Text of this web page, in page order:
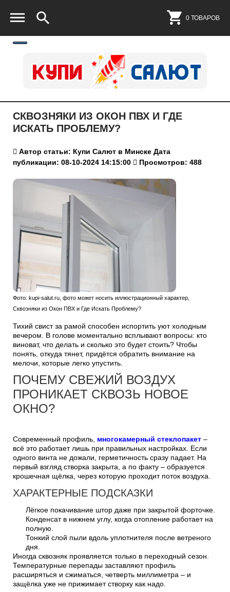
0 ТОВАРОВ
СКВОЗНЯКИ ИЗ ОКОН ПВХ И ГДЕ
ИСКАТЬ ПРОБЛЕМУ?
Автор статьи: Купи Салют в Минске Дата
публикации: 08-10-2024 14:15:00
Просмотров: 488
Фото: kupi-salut.ru, фото может носить иллюстрационный характер,
Сквозняки из Окон ПВХ и Где Искать Проблему?
Тихий свист за рамой способен испортить уют холодным
вечером. В голове моментально всплывают вопросы: кто
виноват, что делать и сколько это будет стоить? Чтобы
понять, откуда тянет, придётся обратить внимание на
мелочи, которые легко упустить.
ПОЧЕМУ СВЕЖИЙ ВОЗДУХ
ПРОНИКАЕТ СКВОЗЬ НОВОЕ
ОКНО?
Современный профиль, многокамерный стеклопакет –
всё это работает лишь при правильных настройках. Если
одного винта не дожали, герметичность сразу падает. На
первый взгляд створка закрыта, а по факту – образуется
крошечная щёлка, через которую проходит поток воздуха.
ХАРАКТЕРНЫЕ ПОДСКАЗКИ
Лёгкое покачивание штор даже при закрытой форточке.
Конденсат в нижнем углу, когда отопление работает на
полную.
Тонкий слой пыли вдоль уплотнителя после ветреного
дня.
Иногда сквозняк проявляется только в переходный сезон.
Температурные перепады заставляют профиль
расширяться и сжиматься, четверть миллиметра – и
защёлка уже не прижимает створку как надо.